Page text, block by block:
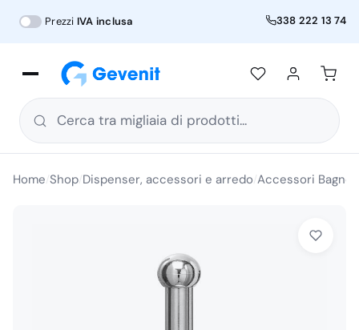
Prezzi IVA inclusa 338 222 13 74
Cerca tra migliaia di prodotti...
Home Shop Dispenser, accessori e arredo Accessori Bagno